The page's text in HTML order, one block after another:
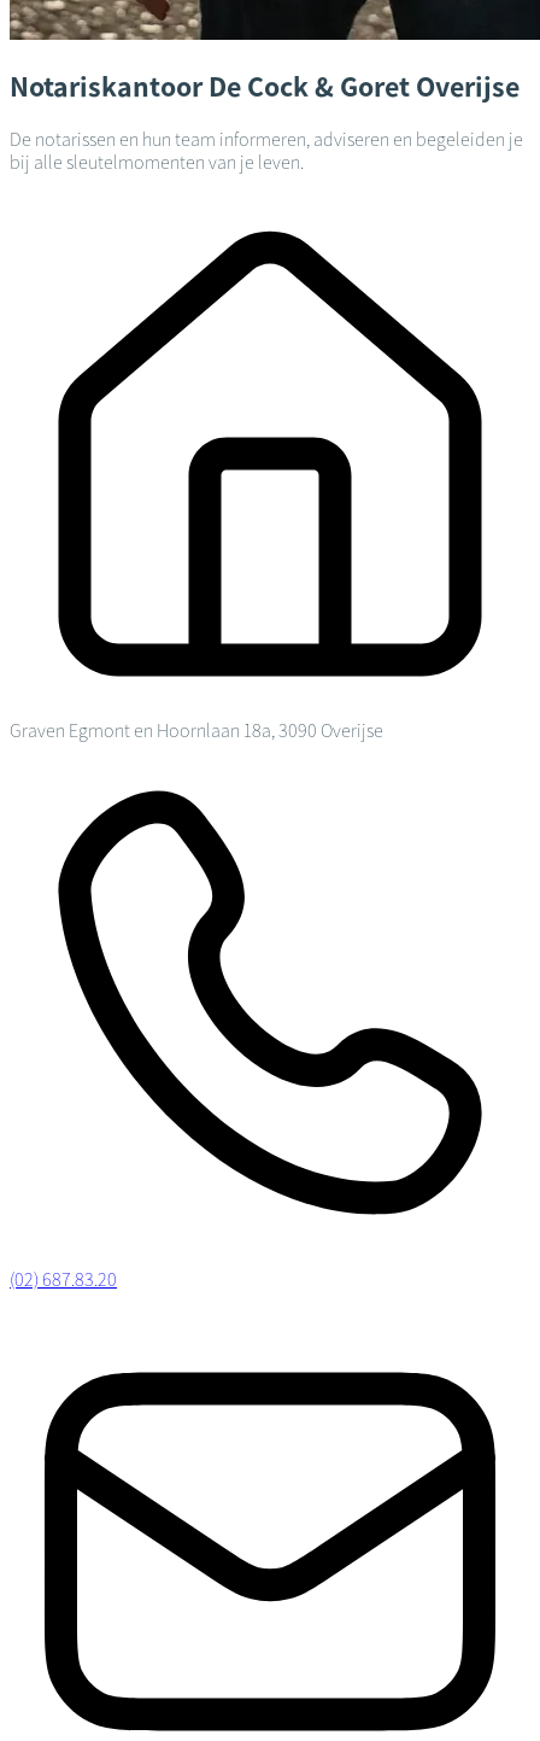
Notariskantoor De Cock & Goret Overijse
De notarissen en hun team informeren, adviseren en begeleiden je
bij alle sleutelmomenten van je leven.
Graven Egmont en Hoornlaan 18a, 3090 Overijse
(02) 687.83.20